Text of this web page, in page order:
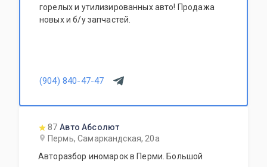
горелых и утилизированных авто! Продажа
новых и б/у запчастей.
(904) 840-47-47
87 Авто Абсолют
Пермь, Самаркандская, 20а
Авторазбор иномарок в Перми. Большой